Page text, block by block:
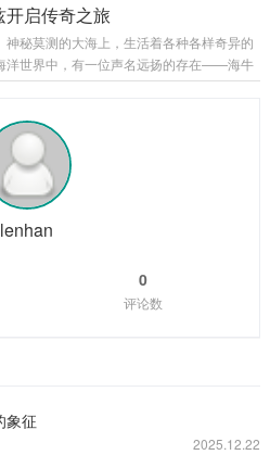
增添了一份恐怖与神秘，原始皮...
事，下面,就让我们一起来揭开其中的奥
机制 露娜的大招“新月突击”，是她核心的技
娜向指定目标发起突击，造成法术伤害，在
时间内，如果露娜命中了敌方英雄、野怪或
在大招的冷却时间内，能够...
启传奇之旅
神秘莫测的大海上，生活着各种各样奇异的
洋世界中，有一位声名远扬的存在——海牛
一个身材矫健、眼神锐利的年轻猎手，他自
里的老人们讲述着大海里那些神奇生物的故
说最让他着迷，海牛，这种体型庞大却性情
海的深处悠然生活，它们的肉据说美味无
有着极高的价值，菲兹在心中暗暗立下了成
手的志向。 随着时间的推移,...
lenhan
0
评论数
象征
2025.12.22